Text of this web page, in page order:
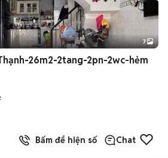
+2
7
26m2-2tang-2pn-2wc-hẻm
Bấm để hiện số Chat